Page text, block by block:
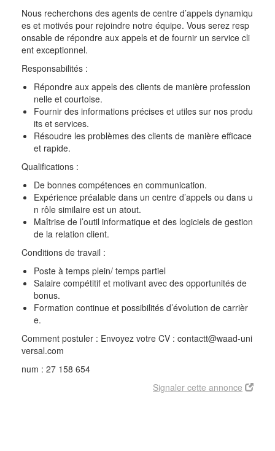
Nous recherchons des agents de centre d’appels dynamiqu
es et motivés pour rejoindre notre équipe. Vous serez resp
onsable de répondre aux appels et de fournir un service cli
ent exceptionnel.
Responsabilités :
Répondre aux appels des clients de manière profession
nelle et courtoise.
Fournir des informations précises et utiles sur nos produ
its et services.
Résoudre les problèmes des clients de manière efficace
et rapide.
Qualifications :
De bonnes compétences en communication.
Expérience préalable dans un centre d’appels ou dans u
n rôle similaire est un atout.
Maîtrise de l’outil informatique et des logiciels de gestion
de la relation client.
Conditions de travail :
Poste à temps plein/ temps partiel
Salaire compétitif et motivant avec des opportunités de
bonus.
Formation continue et possibilités d’évolution de carrièr
e.
Comment postuler : Envoyez votre CV : contactt@waad-uni
versal.com
num : 27 158 654
Signaler cette annonce